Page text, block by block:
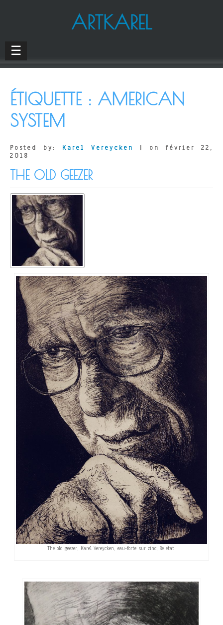
ARTKAREL
☰
ÉTIQUETTE : AMERICAN
SYSTEM
Posted by: Karel Vereycken
| on février 22,
2018
THE OLD GEEZER
The old geezer, Karel Vereycken, eau-forte sur zinc, 8e état.